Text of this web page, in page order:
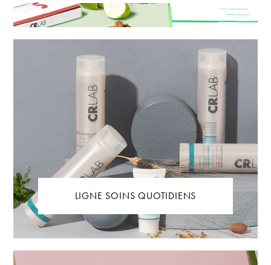
LIGNE SOINS QUOTIDIENS